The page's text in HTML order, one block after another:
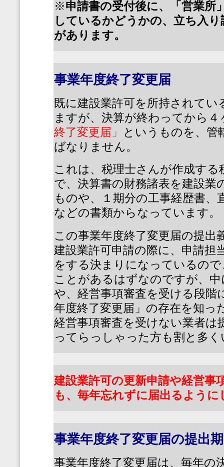
※申請書の受付後に、「営業所
しているかどうかの、立ち入
があります。
事業年度終了変更届
既に建設業許可を所持されて
ますが、決算が終わってから４
終了変更届 」
というものを、管
ばなりません。
これは、税理士さんが作成する
で、決算書の財務諸表を建設業
ものや、１期分の工事経歴書、
などの書類からなっています。
この事業年度終了変更届の提出
建設業許可申請の際に、申請担
をする決まりになっているの
ことがあるはずなのですが、
や、経営事項審査を受ける段階
年度終了変更届」の存在を知っ
経営事項審査を受けない業者は
ってらっしゃった方も割と多
建設業許可の更新申請や経営事
も、毎年忘れずに届出るよう
事業年度終了変更届の提出
事業年度終了変更届は、毎年の